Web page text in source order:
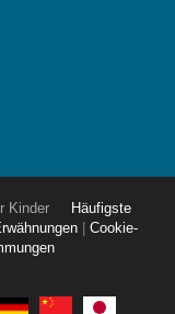
Kinder
Häufigste
Cookie-